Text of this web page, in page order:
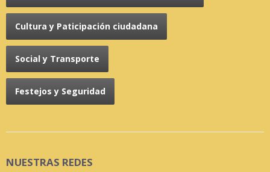
Cultura y Paticipación ciudadana
Social y Transporte
Festejos y Seguridad
NUESTRAS REDES